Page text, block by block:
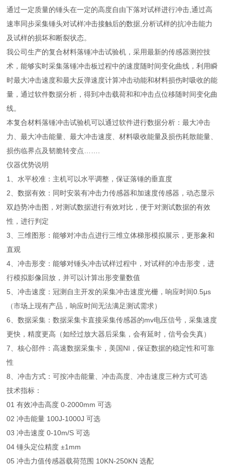
通过一定质量的锤头在一定的高度自由下落对试样进行冲击,通过高
速率同步采集锤头对试样冲击接触后的数据,分析试样的抗冲击能力
及试样的损坏和断裂状态。
我公司生产的复合材料落锤冲击试验机，采用最新的传感器测控技
术，能够实时采集落锤冲击板过程中的速度随时间变化曲线，利用瞬
时最大冲击速度和最大反弹速度计算冲击动能和材料损伤时吸收的能
量，通过软件数据分析，得到冲击载荷和和冲击点位移随时间变化曲
线。
本复合材料落锤冲击试验机可以通过软件进行数据分析：最大冲击
力、最大冲击能量、最大冲击速度、材料吸收能量及损伤耗散能量、
损伤临界点及韧脆转变点…….
仪器优势说明
1、水平校准：主机可以水平调整，保证落锤的垂直度
2、数据有效：同时安装有冲击力传感器和加速度传感器，动态显示
双趋势冲击图，对测试数据进行有效对比，便于对测试数据的有效
性，进行判定
3、三维图形：能够对冲击点进行三维立体梯形模拟展示，更形象和
直观
4、冲击形变：能够对锤头冲击试样过程中，对试样的冲击形变，进
行模拟影像回放，并可以计算出形变量数值
5、冲击速度：冠测自主开发的采集冲击速度光栅，响应时间0.5μs
（市场上现有产品，响应时间无法满足测试需求）
6、数据采集：数据采集卡直接采集传感器的mv电压信号，采集速度
更快，精度更高（如经过放大器后采集，会有延时，信号会失真）
7、核心部件：高速数据采集卡，美国NI，保证数据的稳定性和可靠
性
8、冲击方式：可按冲击能量、冲击高度、冲击速度三种方式可选
技术指标：
01 有效冲击高度 0-2000mm 可选
02 冲击能量 100J-1000J 可选
03 冲击速度 0-10m/S 可选
04 锤头定位精度 ±1mm
05 冲击力值传感器载荷范围 10KN-250KN 选配